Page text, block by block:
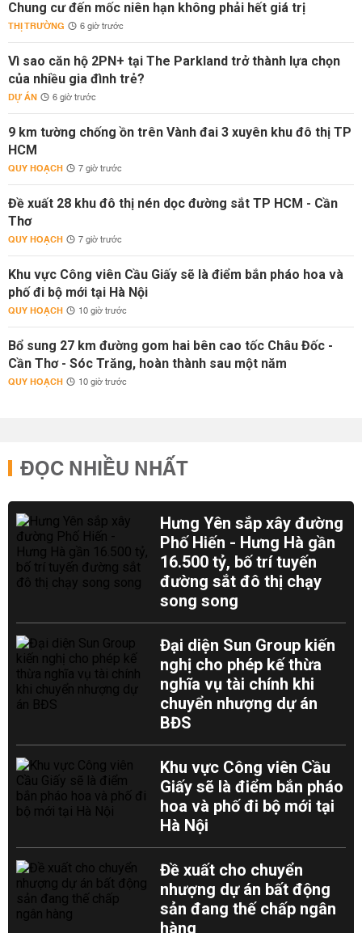
Chung cư đến mốc niên hạn không phải hết giá trị
THỊ TRƯỜNG 6 giờ trước
Vì sao căn hộ 2PN+ tại The Parkland trở thành lựa chọn
của nhiều gia đình trẻ?
DỰ ÁN 6 giờ trước
9 km tường chống ồn trên Vành đai 3 xuyên khu đô thị TP
HCM
QUY HOẠCH 7 giờ trước
Đề xuất 28 khu đô thị nén dọc đường sắt TP HCM - Cần
Thơ
QUY HOẠCH 7 giờ trước
Khu vực Công viên Cầu Giấy sẽ là điểm bắn pháo hoa và
phố đi bộ mới tại Hà Nội
QUY HOẠCH 10 giờ trước
Bổ sung 27 km đường gom hai bên cao tốc Châu Đốc -
Cần Thơ - Sóc Trăng, hoàn thành sau một năm
QUY HOẠCH 10 giờ trước
ĐỌC NHIỀU NHẤT
Hưng Yên sắp xây đường
Phố Hiến - Hưng Hà gần
16.500 tỷ, bố trí tuyến
đường sắt đô thị chạy
song song
Đại diện Sun Group kiến
nghị cho phép kế thừa
nghĩa vụ tài chính khi
chuyển nhượng dự án
BĐS
Khu vực Công viên Cầu
Giấy sẽ là điểm bắn pháo
hoa và phố đi bộ mới tại
Hà Nội
Đề xuất cho chuyển
nhượng dự án bất động
sản đang thế chấp ngân
hàng